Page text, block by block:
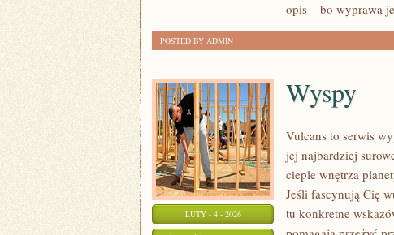
opis – bo wyprawa
POSTED BY ADMIN
LUTY - 4 - 2026
Wyspy
Vulcans to serwis
jej najbardziej
cieple wnętrza
Jeśli fascynują Cię
tu konkretne